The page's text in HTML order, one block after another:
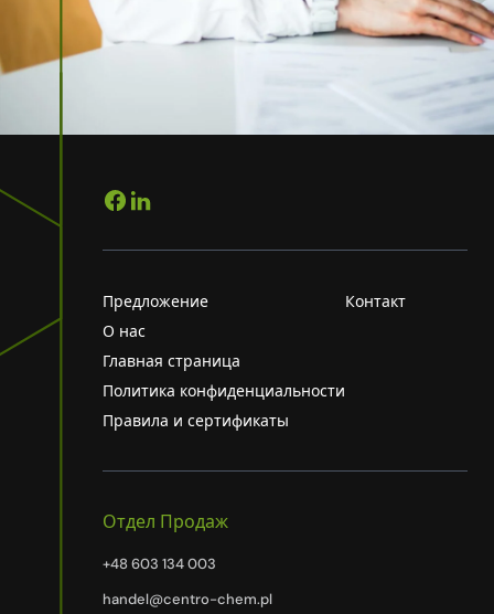
Предложение
О нас
Главная страница
Политика конфиденциальности
Правила и сертификаты
Контакт
Отдел Продаж
+48 603 134 003
handel@centro-chem.pl